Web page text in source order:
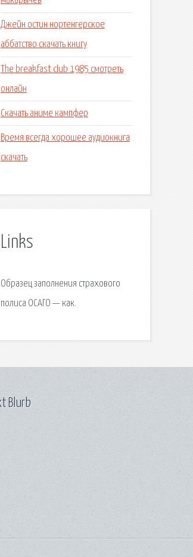
Джейн остин нортенгерское
аббатство скачать книгу
The breakfast club 1985 смотреть
онлайн
Скачать аниме кампфер
Время всегда хорошее аудиокнига
скачать
Links
Образец заполнения страхового
полиса ОСАГО — как.
Blurb